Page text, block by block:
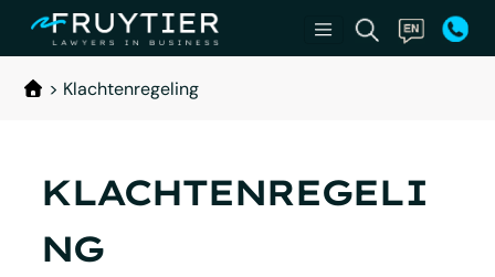
> Klachtenregeling
KLACHTENREGELI
NG